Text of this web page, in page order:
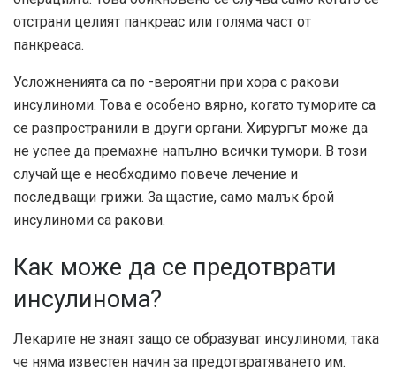
отстрани целият панкреас или голяма част от
панкреаса.
Усложненията са по -вероятни при хора с ракови
инсулиноми. Това е особено вярно, когато туморите са
се разпространили в други органи. Хирургът може да
не успее да премахне напълно всички тумори. В този
случай ще е необходимо повече лечение и
последващи грижи. За щастие, само малък брой
инсулиноми са ракови.
Как може да се предотврати
инсулинома?
Лекарите не знаят защо се образуват инсулиноми, така
че няма известен начин за предотвратяването им.